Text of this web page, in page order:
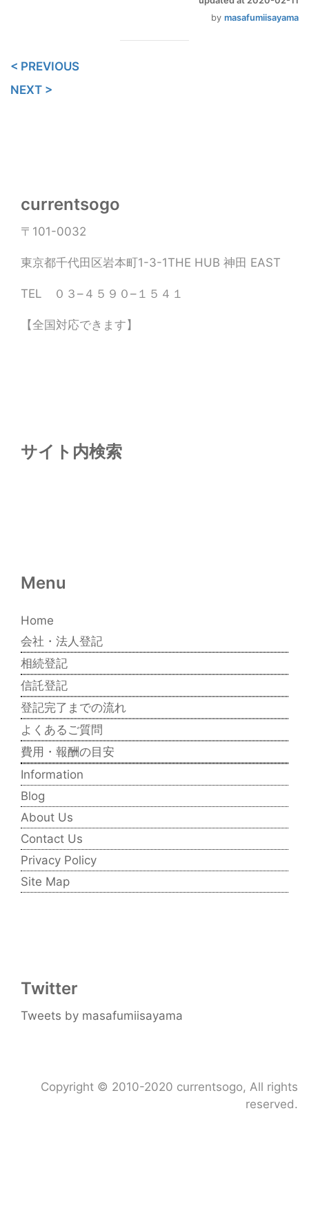
by masafumiisayama
< PREVIOUS
NEXT >
currentsogo
〒101-0032
東京都千代田区岩本町1-3-1THE HUB 神田 EAST
TEL ０３–４５９０–１５４１
【全国対応できます】
サイト内検索
Menu
Home
会社・法人登記
相続登記
信託登記
登記完了までの流れ
よくあるご質問
費用・報酬の目安
Information
Blog
About Us
Contact Us
Privacy Policy
Site Map
Twitter
Tweets by masafumiisayama
Copyright © 2010-2020 currentsogo, All rights
reserved.